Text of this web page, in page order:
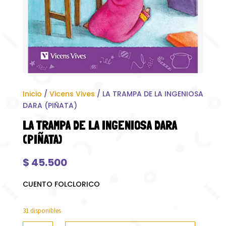
Inicio / Vicens Vives / LA TRAMPA DE LA INGENIOSA
DARA (PIÑATA)
LA TRAMPA DE LA INGENIOSA DARA
(PIÑATA)
$ 45.500
CUENTO FOLCLORICO
31 disponibles